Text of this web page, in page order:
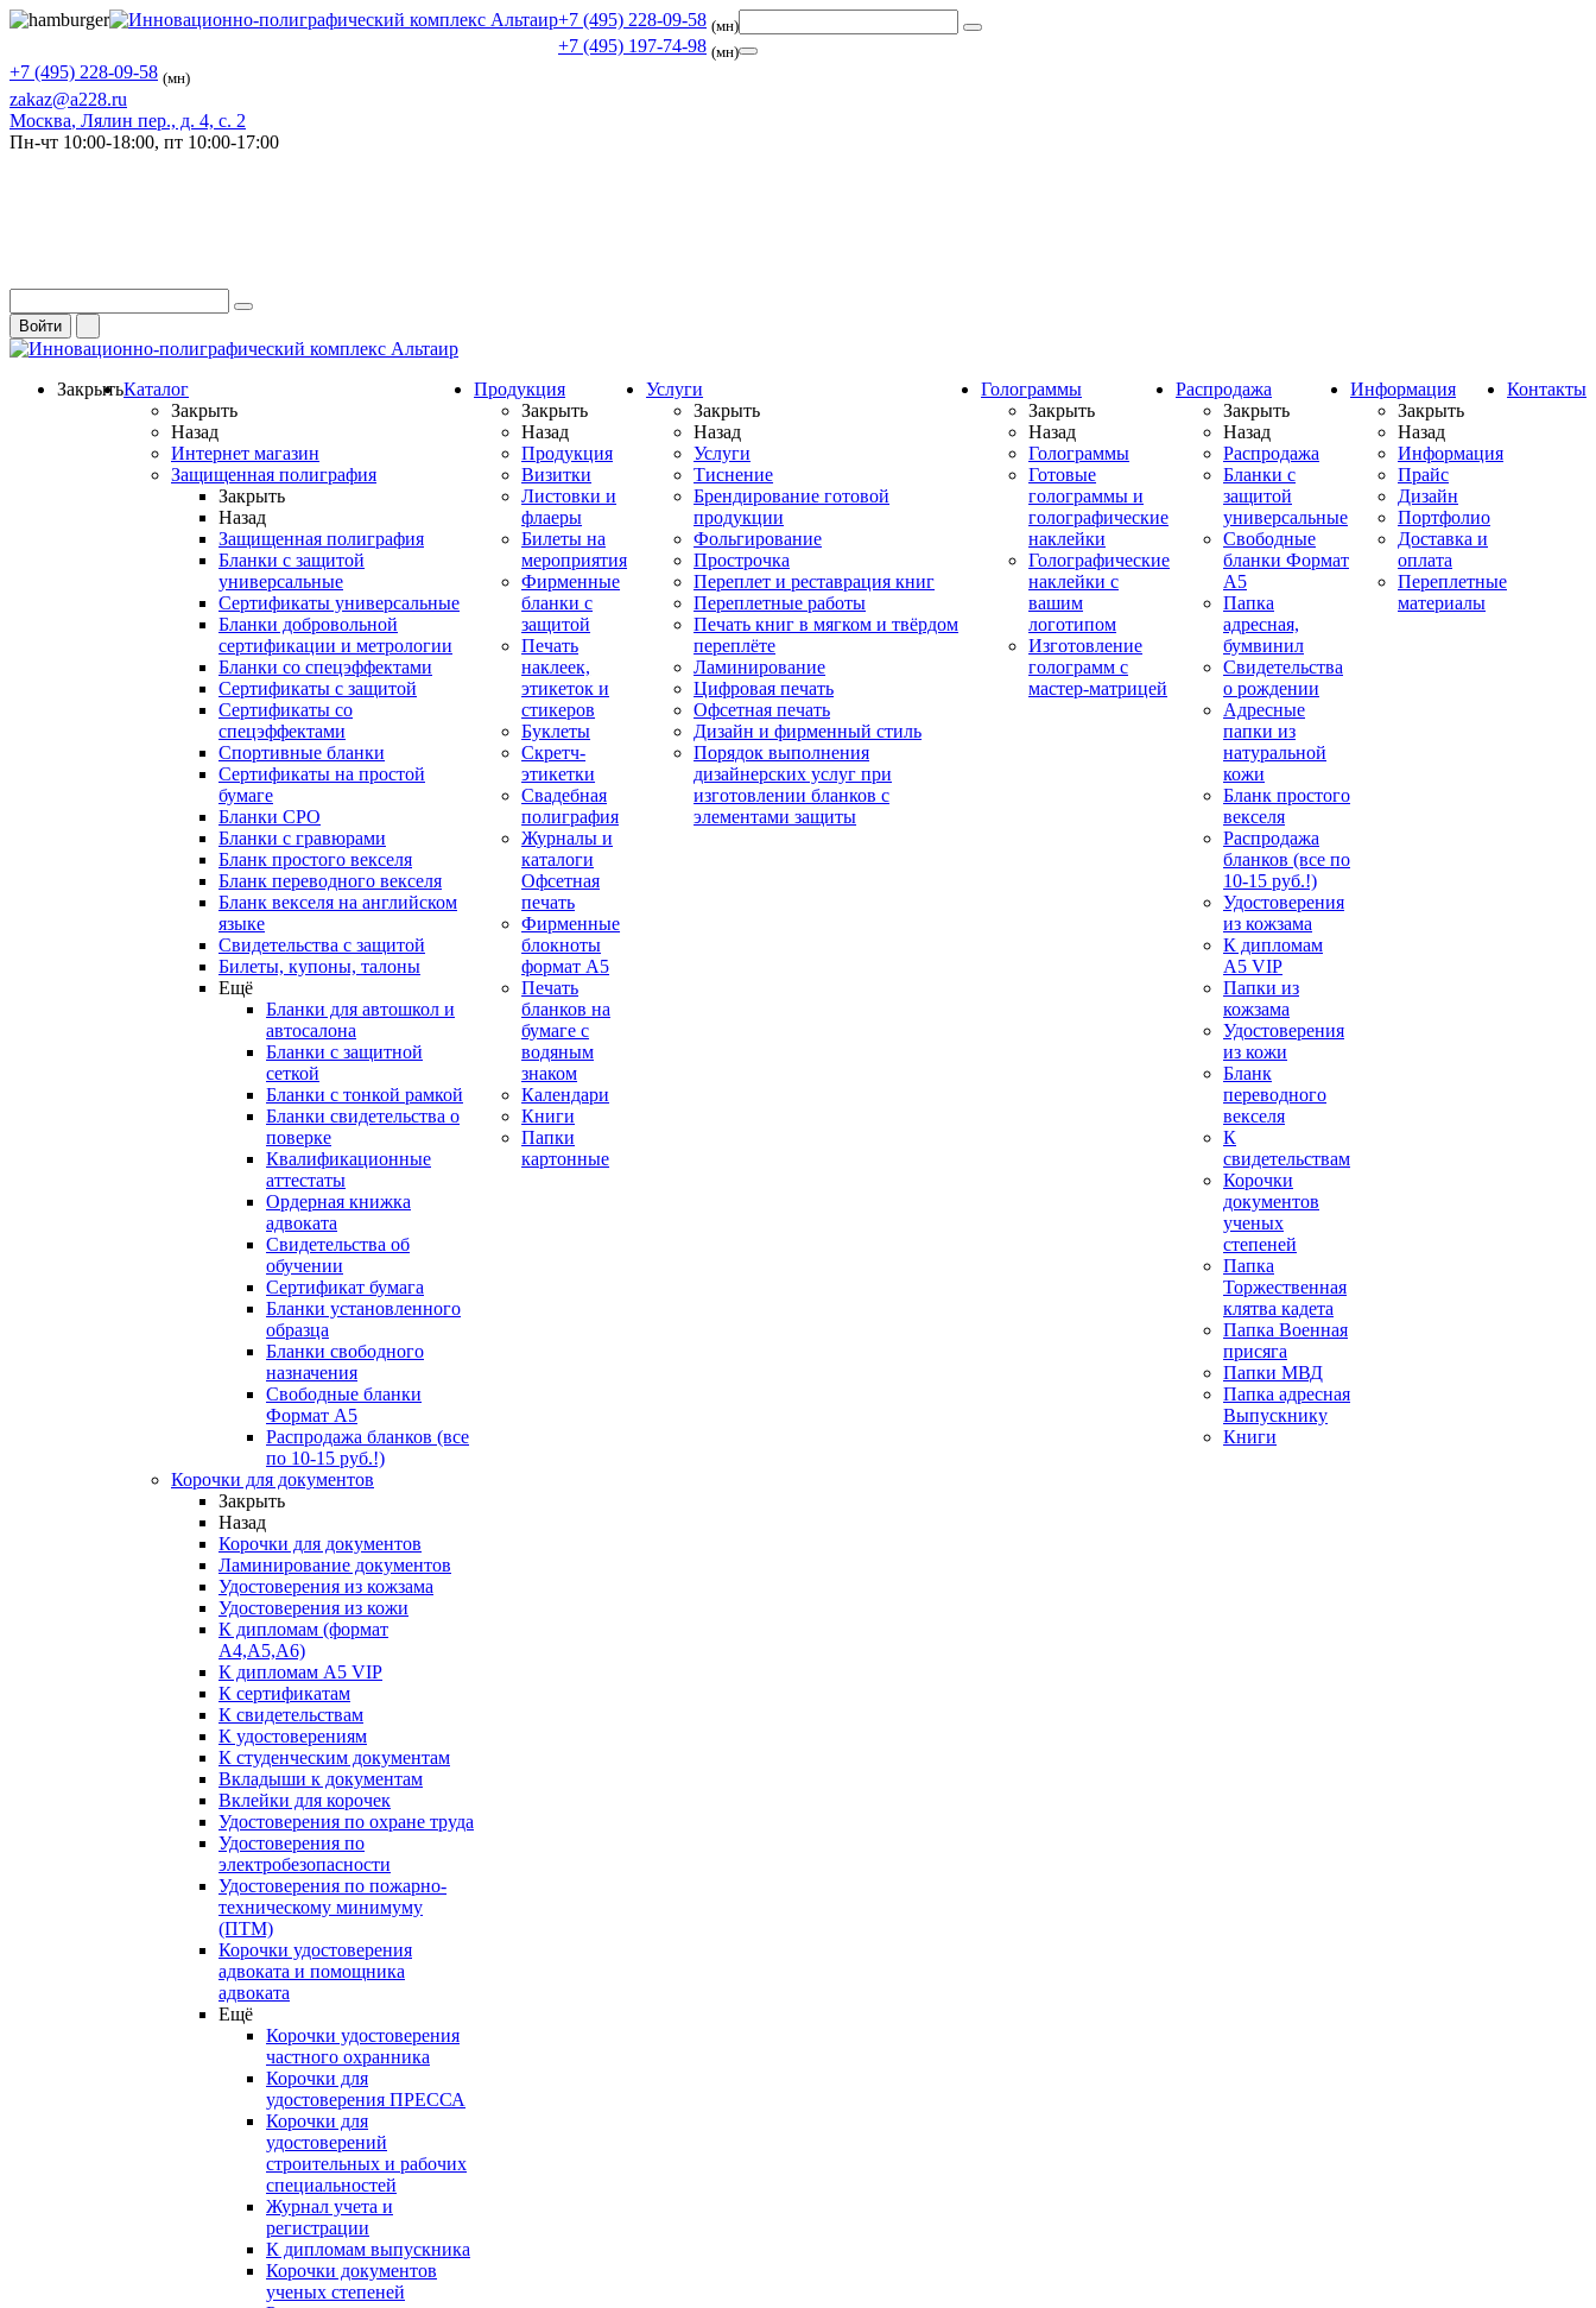
+7 (495) 228-09-58 (мн)
+7 (495) 197-74-98 (мн)
+7 (495) 228-09-58 (мн)
zakaz@a228.ru
Москва, Лялин пер., д. 4, с. 2
Пн-чт 10:00-18:00, пт 10:00-17:00
Войти
ЗакрытьКаталог
Закрыть
Назад
Интернет магазин
Защищенная полиграфия
Закрыть
Назад
Защищенная полиграфия
Бланки с защитой
универсальные
Сертификаты универсальные
Бланки добровольной
сертификации и метрологии
Бланки со спецэффектами
Сертификаты с защитой
Сертификаты со
спецэффектами
Спортивные бланки
Cертификаты на простой
бумаге
Бланки СРО
Бланки с гравюрами
Бланк простого векселя
Бланк переводного векселя
Бланк векселя на английском
языке
Свидетельства с защитой
Билеты, купоны, талоны
Ещё
Бланки для автошкол и
автосалона
Бланки с защитной
сеткой
Бланки с тонкой рамкой
Бланки свидетельства о
поверке
Квалификационные
аттестаты
Ордерная книжка
адвоката
Свидетельства об
обучении
Сертификат бумага
Бланки установленного
образца
Бланки свободного
назначения
Свободные бланки
Формат А5
Распродажа бланков (все
по 10-15 руб.!)
Корочки для документов
Закрыть
Назад
Корочки для документов
Ламинирование документов
Удостоверения из кожзама
Удостоверения из кожи
К дипломам (формат
А4,А5,А6)
К дипломам А5 VIP
К сертификатам
К свидетельствам
К удостоверениям
К студенческим документам
Вкладыши к документам
Вклейки для корочек
Удостоверения по охране труда
Удостоверения по
электробезопасности
Удостоверения по пожарно-
техническому минимуму
(ПТМ)
Корочки удостоверения
адвоката и помощника
адвоката
Ещё
Корочки удостоверения
частного охранника
Корочки для
удостоверения ПРЕССА
Корочки для
удостоверений
строительных и рабочих
специальностей
Журнал учета и
регистрации
К дипломам выпускника
Корочки документов
ученых степеней
Продукция
Закрыть
Назад
Продукция
Визитки
Листовки и
флаеры
Билеты на
мероприятия
Фирменные
бланки с
защитой
Печать
наклеек,
этикеток и
стикеров
Буклеты
Скретч-
этикетки
Свадебная
полиграфия
Журналы и
каталоги
Офсетная
печать
Фирменные
блокноты
формат А5
Печать
бланков на
бумаге с
водяным
знаком
Календари
Книги
Папки
картонные
Услуги
Закрыть
Назад
Услуги
Тиснение
Брендирование готовой
продукции
Фольгирование
Прострочка
Переплет и реставрация книг
Переплетные работы
Печать книг в мягком и твёрдом
переплёте
Ламинирование
Цифровая печать
Офсетная печать
Дизайн и фирменный стиль
Порядок выполнения
дизайнерских услуг при
изготовлении бланков с
элементами защиты
Голограммы
Закрыть
Назад
Голограммы
Готовые
голограммы и
голографические
наклейки
Голографические
наклейки с
вашим
логотипом
Изготовление
голограмм с
мастер-матрицей
Распродажа
Закрыть
Назад
Распродажа
Бланки с
защитой
универсальные
Свободные
бланки Формат
А5
Папка
адресная,
бумвинил
Свидетельства
о рождении
Адресные
папки из
натуральной
кожи
Бланк простого
векселя
Распродажа
бланков (все по
10-15 руб.!)
Удостоверения
из кожзама
К дипломам
А5 VIP
Папки из
кожзама
Удостоверения
из кожи
Бланк
переводного
векселя
К
свидетельствам
Корочки
документов
ученых
степеней
Папка
Торжественная
клятва кадета
Папка Военная
присяга
Папки МВД
Папка адресная
Выпускнику
Книги
Информация
Закрыть
Назад
Информация
Прайс
Дизайн
Портфолио
Доставка и
оплата
Переплетные
материалы
Контакты